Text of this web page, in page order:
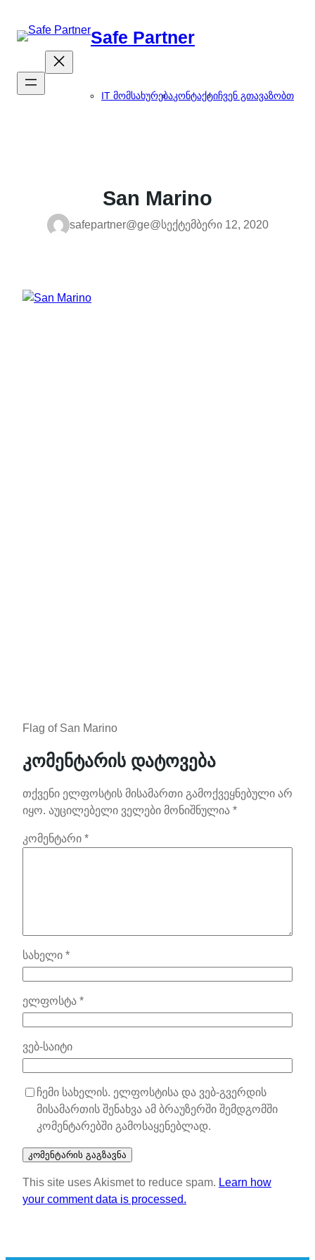
გადასვლა
Safe Partner
IT მომსახურებაკონტაქტიჩვენ გთავაზობთ
San Marino
safepartner@ge@სექტემბერი 12, 2020
Flag of San Marino
კომენტარის დატოვება
თქვენი ელფოსტის მისამართი გამოქვეყნებული არ
იყო. აუცილებელი ველები მონიშნულია *
კომენტარი *
სახელი *
ელფოსტა *
ვებ-საიტი
ჩემი სახელის. ელფოსტისა და ვებ-გვერდის
მისამართის შენახვა ამ ბრაუზერში შემდგომში
კომენტარებში გამოსაყენებლად.
This site uses Akismet to reduce spam. Learn how
your comment data is processed.